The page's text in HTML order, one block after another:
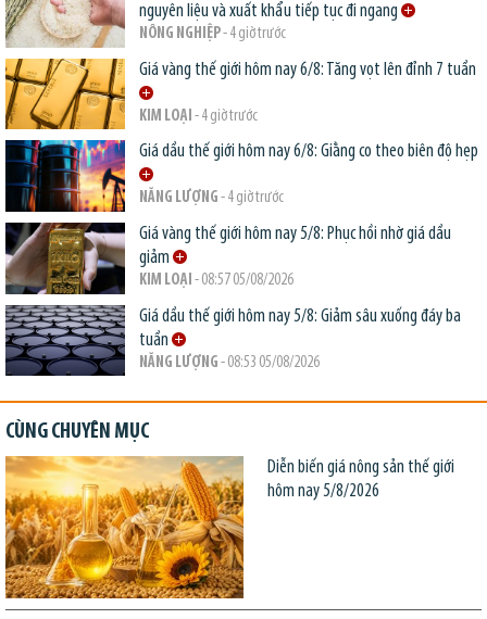
nguyên liệu và xuất khẩu tiếp tục đi ngang
NÔNG NGHIỆP- 4 giờ trước
Giá vàng thế giới hôm nay 6/8: Tăng vọt lên đỉnh 7 tuần
KIM LOẠI - 4 giờ trước
Giá dầu thế giới hôm nay 6/8: Giằng co theo biên độ hẹp
NĂNG LƯỢNG - 4 giờ trước
Giá vàng thế giới hôm nay 5/8: Phục hồi nhờ giá dầu
giảm
KIM LOẠI - 08:57 05/08/2026
Giá dầu thế giới hôm nay 5/8: Giảm sâu xuống đáy ba
tuần
NĂNG LƯỢNG - 08:53 05/08/2026
CÙNG CHUYÊN MỤC
Diễn biến giá nông sản thế giới
hôm nay 5/8/2026